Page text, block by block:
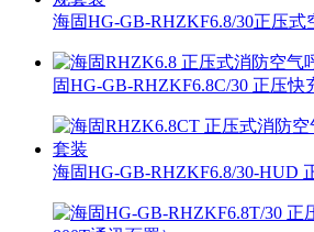
海固HG-GB-RHZKF6.8/30正压式
固HG-GB-RHZKF6.8C/30 正压快
海固HG-GB-RHZKF6.8/30-HUD